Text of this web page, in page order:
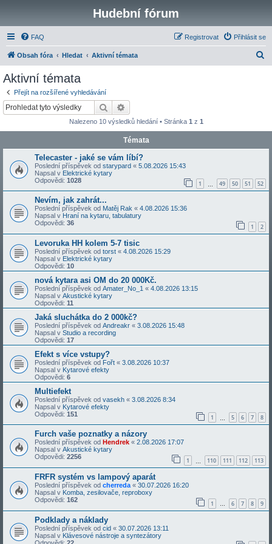
Hudební fórum
FAQ Přihlásit se
Registrovat
Obsah fóra Hledat Aktivní témata
Aktivní témata
Přejít na rozšířené vyhledávání
Hledat
Nalezeno 10 výsledků hledání • Stránka 1 z 1
Témata
Telecaster - jaké se vám líbí?
Poslední příspěvek od starypard « 5.08.2026 15:43
Napsal v Elektrické kytary
Odpovědi: 1028 1 49 50 51 52
Nevím, jak zahrát...
Poslední příspěvek od Matěj Rak « 4.08.2026 15:36
Napsal v Hraní na kytaru, tabulatury
Odpovědi: 36 1 2
Levoruka HH kolem 5-7 tisic
Poslední příspěvek od torst « 4.08.2026 15:29
Napsal v Elektrické kytary
Odpovědi: 10
nová kytara asi OM do 20 000Kč.
Poslední příspěvek od Amater_No_1 « 4.08.2026 13:15
Napsal v Akustické kytary
Odpovědi: 11
Jaká sluchátka do 2 000kč?
Poslední příspěvek od Andreakr « 3.08.2026 15:48
Napsal v Studio a recording
Odpovědi: 17
Efekt s více vstupy?
Poslední příspěvek od Fořt « 3.08.2026 10:37
Napsal v Kytarové efekty
Odpovědi: 6
Multiefekt
Poslední příspěvek od vasekh « 3.08.2026 8:34
Napsal v Kytarové efekty
Odpovědi: 151 1 5 6 7 8
Furch vaše poznatky a názory
Poslední příspěvek od Hendrek « 2.08.2026 17:07
Napsal v Akustické kytary
Odpovědi: 2256 1 110 111 112 113
FRFR systém vs lampový aparát
Poslední příspěvek od cherreda « 30.07.2026 16:20
Napsal v Komba, zesilovače, reproboxy
Odpovědi: 162 1 … 6 7 8 9
Podklady a náklady
Poslední příspěvek od cid « 30.07.2026 13:11
Napsal v Klávesové nástroje a syntezátory